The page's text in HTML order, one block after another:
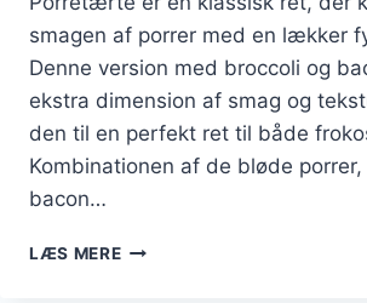
smagen af porrer med en lækker
Denne version med broccoli og
ekstra dimension af smag og
den til en perfekt ret til både
Kombinationen af de bløde
bacon…
LÆS MEREPORRETÆRTE